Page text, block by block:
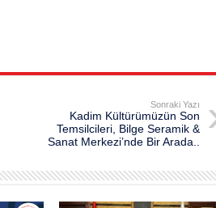
Sonraki Yazı
Kadim Kültürümüzün Son
Temsilcileri, Bilge Seramik &
Sanat Merkezi’nde Bir Arada..